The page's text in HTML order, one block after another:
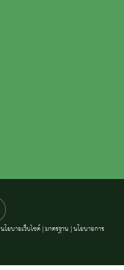
นโยบายเว็บไซต์|มาตรฐาน |นโยบายการ